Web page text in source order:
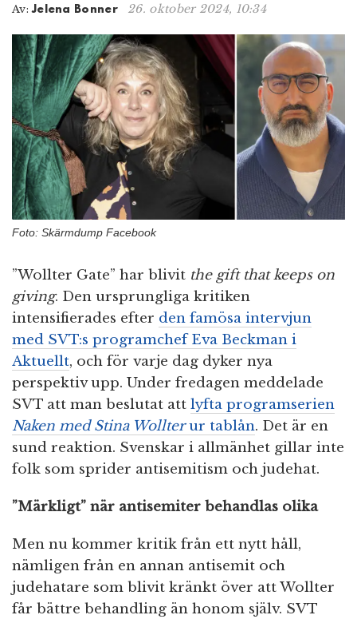
Av: Jelena Bonner 26. oktober 2024, 10:34
Foto: Skärmdump Facebook
”Wollter Gate” har blivit the gift that keeps on
giving. Den ursprungliga kritiken
intensifierades efter den famösa intervjun
med SVT:s programchef Eva Beckman i
Aktuellt, och för varje dag dyker nya
perspektiv upp. Under fredagen meddelade
SVT att man beslutat att lyfta programserien
Naken med Stina Wollterur tablån. Det är en
sund reaktion. Svenskar i allmänhet gillar inte
folk som sprider antisemitism och judehat.
”Märkligt” när antisemiter behandlas olika
Men nu kommer kritik från ett nytt håll,
nämligen från en annan antisemit och
judehatare som blivit kränkt över att Wollter
får bättre behandling än honom själv. SVT